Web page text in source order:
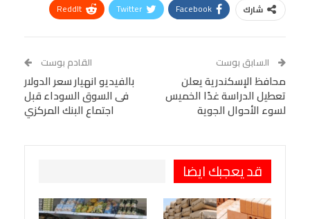
شارك Facebook
Twitter
ReddIt
Tumblr
البريد الإلكتروني
StumbleUpon
VK
Digg
LINE
BlackBerry
Viber
السابق بوست
محافظ الإسكندرية يعلن
تعطيل الدراسة غدًا الخميس
لسوء الأحوال الجوية
القادم بوست
بالفيديو انهيار سعر الدولار
فى السوق السوداء قبل
اجتماع البنك المركزي
قد يعجبك ايضا